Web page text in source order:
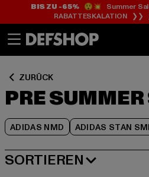
BIS ZU -65%😲💥 Summer
RABATTESKALATION ❯❯
ZURÜCK
PRE
ADIDAS NMD ADIDAS STAN
SORTIEREN
BELIEBTESTE